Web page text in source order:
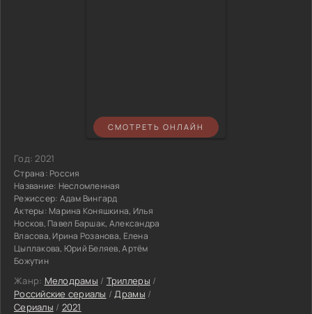
СМОТРЕТЬ ОНЛАЙН
Год:2021
Страна: Россия
Название: Несломленная
Режиссер: Адам Вингард
Актеры: Марина Коняшкина, Илья
Носков, Павел Баршак, Александра
Власова, Ирина Розанова, Елена
Цыплакова, Юрий Беляев, Артём
Божутин
Жанр: Мелодрамы / Триллеры /
Российские сериалы /Драмы /
Сериалы / 2021